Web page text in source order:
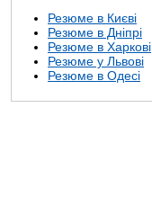
Резюме в Києві
Резюме в Дніпрі
Резюме в Харкові
Резюме у Львові
Резюме в Одесі